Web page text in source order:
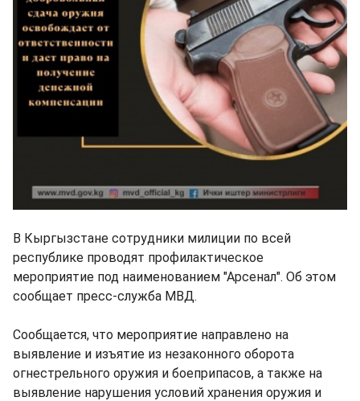
В Кыргызстане сотрудники милиции по всей
республике проводят профилактическое
мероприятие под наименованием "Арсенал". Об этом
сообщает пресс-служба МВД.
Сообщается, что мероприятие направлено на
выявление и изъятие из незаконного оборота
огнестрельного оружия и боеприпасов, а также на
выявление нарушения условий хранения оружия и